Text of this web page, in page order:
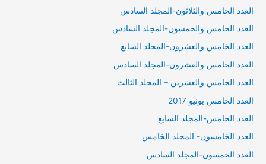
العدد الخامس والثلاثون-المجلد السادس
العدد الخامس والخمسون-المجلد السادس
العدد الخامس والعشرون-المجلد السابع
العدد الخامس والعشرون-المجلد السادس
العدد الخامس والعشرين – المجلد الثالث
العدد الخامس يونيو 2017
العدد الخامس-المجلد السابع
العدد الخامسون- المجلد الخامس
العدد الخمسون-المجلد السادس